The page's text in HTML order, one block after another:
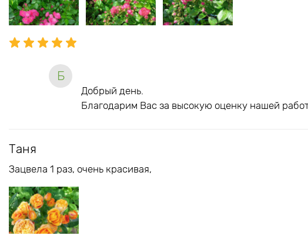
Б
Добрый день.
Благодарим Вас за высокую оценку нашей
Таня
Зацвела 1 раз, очень красивая,